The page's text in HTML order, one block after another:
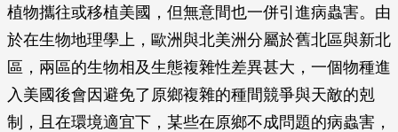
植物攜往或移植美國，但無意間也一併引進病蟲害。由
於在生物地理學上，歐洲與北美洲分屬於舊北區與新北
區，兩區的生物相及生態複雜性差異甚大，一個物種進
入美國後會因避免了原鄉複雜的種間競爭與天敵的剋
制，且在環境適宜下，某些在原鄉不成問題的病蟲害，